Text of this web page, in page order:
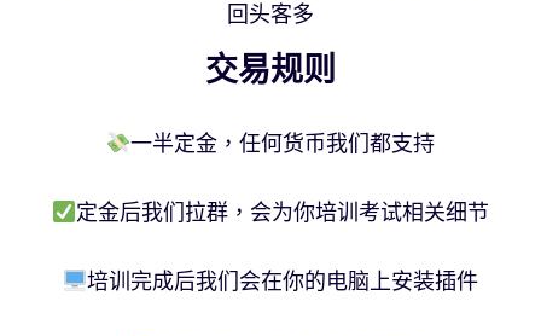
回头客多
交易规则
一半定金，任何货币我们都支持
定金后我们拉群，会为你培训考试相关细节
培训完成后我们会在你的电脑上安装插件